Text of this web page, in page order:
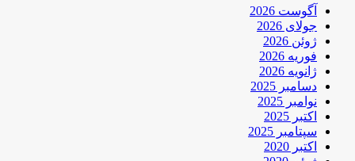
آگوست 2026
جولای 2026
ژوئن 2026
فوریه 2026
ژانویه 2026
دسامبر 2025
نوامبر 2025
اکتبر 2025
سپتامبر 2025
اکتبر 2020